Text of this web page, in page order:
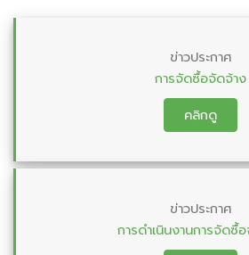
ข่าวประกาศ
การจัดซื้อจัดจ้าง
คลิกดู
ข่าวประกาศ
การดำเนินงานการจัดซื้